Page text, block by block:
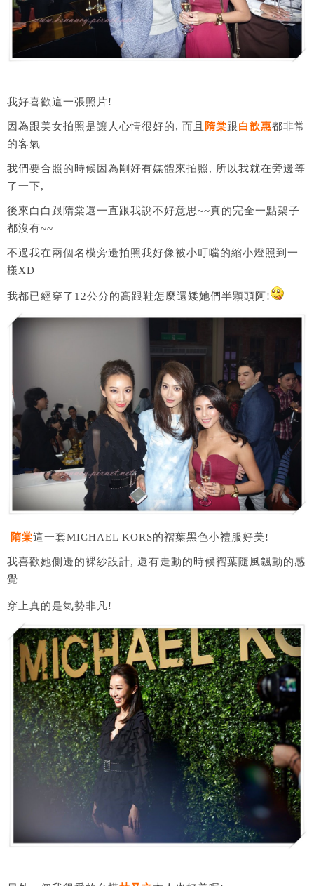
我好喜歡這一張照片!
因為跟美女拍照是讓人心情很好的, 而且 隋棠跟白歆惠都非常
的客氣
我們要合照的時候因為剛好有媒體來拍照, 所以我就在旁邊等
了一下,
後來白白跟隋棠還一直跟我說不好意思~~真的完全一點架子
都沒有~~
不過我在兩個名模旁邊拍照我好像被小叮噹的縮小燈照到一
樣XD
我都已經穿了12公分的高跟鞋怎麼還矮她們半顆頭阿!
隋棠這一套MICHAEL KORS的褶葉黑色小禮服好美!
我喜歡她側邊的裸紗設計, 還有走動的時候褶葉隨風飄動的感
覺
穿上真的是氣勢非凡!